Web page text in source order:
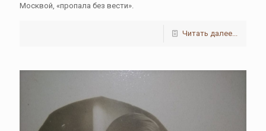
Москвой, «пропала без вести».
Читать далее...